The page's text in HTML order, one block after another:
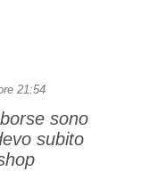
21:54
sono
subito